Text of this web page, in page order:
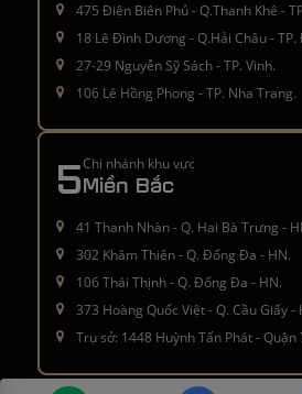
475 Điện Biên Phủ - Q.Thanh Khê -
18 Lê Đình Dương - Q.Hải Châu -
27-29 Nguyễn Sỹ Sách - TP. Vinh.
106 Lê Hồng Phong - TP. Nha Trang.
5Chi nhánh khu vực
Miền Bắc
41 Thanh Nhàn - Q. Hai Bà Trưng -
302 Khâm Thiên - Q. Đống Đa - HN.
106 Thái Thịnh - Q. Đống Đa - HN.
373 Hoàng Quốc Việt - Q. Cầu Giấy -
Trụ sở: 1448 Huỳnh Tấn Phát - Quận